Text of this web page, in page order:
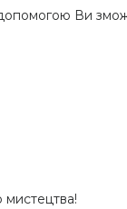
допомогою Ви